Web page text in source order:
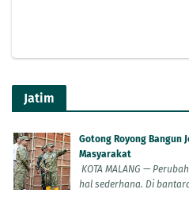
Jatim
Gotong Royong Bangun
Masyarakat
KOTA MALANG —
hal sederhana. Di